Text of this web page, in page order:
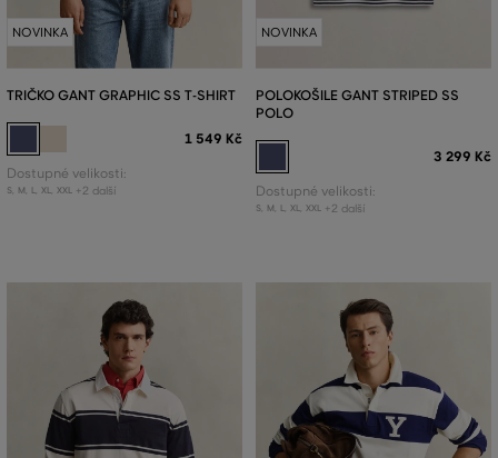
NOVINKA
TRIČKO GANT GRAPHIC SS T-SHIRT
1 549 Kč
Dostupné velikosti:
S, M L, XL, XXL +2 další
NOVINKA
POLOKOŠILE GANT STRIPED SS
POLO
3 299 Kč
Dostupné velikosti:
S, M L, XL, XXL +2 další